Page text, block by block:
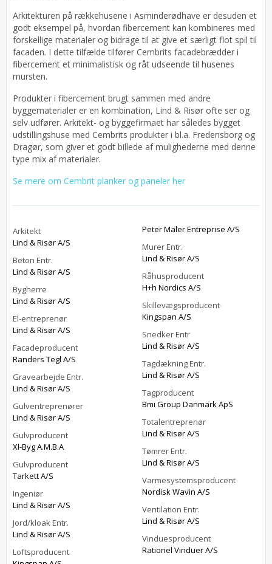
Arkitekturen på rækkehusene i Asminderødhave er desuden et
godt eksempel på, hvordan fibercement kan kombineres med
forskellige materialer og bidrage til at give et særligt flot spil til
facaden. I dette tilfælde tilfører Cembrits facadebrædder i
fibercement et minimalistisk og råt udseende til husenes
mursten.
Produkter i fibercement brugt sammen med andre
byggematerialer er en kombination, Lind & Risør ofte ser og
selv udfører. Arkitekt- og byggefirmaet har således bygget
udstillingshuse med Cembrits produkter i bl.a. Fredensborg og
Dragør, som giver et godt billede af mulighederne med denne
type mix af materialer.
Se mere om Cembrit planker og paneler her
Arkitekt
Lind & Risør A/S
Beton Entr.
Lind & Risør A/S
Bygherre
Lind & Risør A/S
El-entreprenør
Lind & Risør A/S
Facadeproducent
Randers Tegl A/S
Gravearbejde Entr.
Lind & Risør A/S
Gulventreprenører
Lind & Risør A/S
Gulvproducent
Xl-Byg A.M.B.A
Gulvproducent
Tarkett A/S
Ingeniør
Lind & Risør A/S
Jord/kloak Entr.
Lind & Risør A/S
Loftsproducent
Peter Maler Entreprise A/S
Murer Entr.
Lind & Risør A/S
Råhusproducent
H+h Nordics A/S
Skillevægsproducent
Kingspan A/S
Snedker Entr
Lind & Risør A/S
Tagdækning Entr.
Lind & Risør A/S
Tagproducent
Bmi Group Danmark ApS
Totalentreprenør
Lind & Risør A/S
Tømrer Entr.
Lind & Risør A/S
Varmesystemsproducent
Nordisk Wavin A/S
Ventilation Entr.
Lind & Risør A/S
Vinduesproducent
Rationel Vinduer A/S